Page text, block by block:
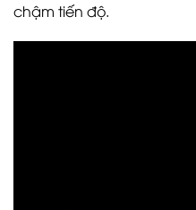
chậm tiến độ.